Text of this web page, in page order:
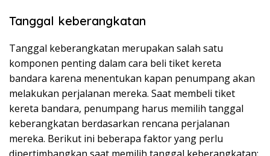
Tanggal keberangkatan
Tanggal keberangkatan merupakan salah satu
komponen penting dalam cara beli tiket kereta
bandara karena menentukan kapan penumpang akan
melakukan perjalanan mereka. Saat membeli tiket
kereta bandara, penumpang harus memilih tanggal
keberangkatan berdasarkan rencana perjalanan
mereka. Berikut ini beberapa faktor yang perlu